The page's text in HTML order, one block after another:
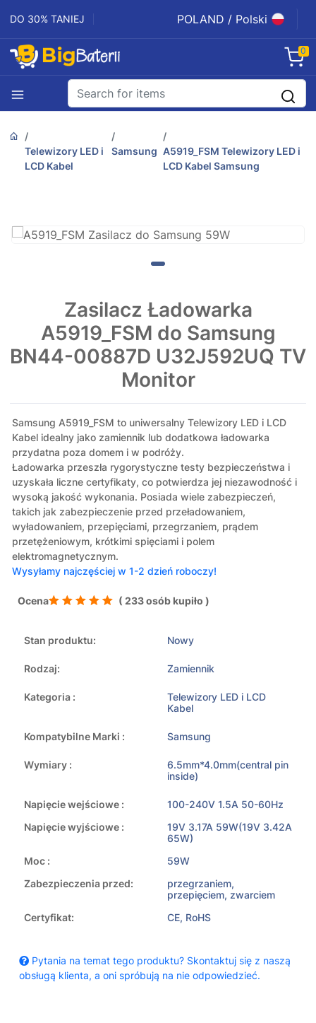
DO 30% TANIEJ POLAND / Polski
0
Telewizory LED i
LCD Kabel
Samsung A5919_FSM Telewizory LED i
LCD Kabel Samsung
Zasilacz Ładowarka
A5919_FSM do Samsung
BN44-00887D U32J592UQ TV
Monitor
Samsung A5919_FSM to uniwersalny Telewizory LED i LCD
Kabel idealny jako zamiennik lub dodatkowa ładowarka
przydatna poza domem i w podróży.
Ładowarka przeszła rygorystyczne testy bezpieczeństwa i
uzyskała liczne certyfikaty, co potwierdza jej niezawodność i
wysoką jakość wykonania. Posiada wiele zabezpieczeń,
takich jak zabezpieczenie przed przeładowaniem,
wyładowaniem, przepięciami, przegrzaniem, prądem
przetężeniowym, krótkimi spięciami i polem
elektromagnetycznym.
Wysyłamy najczęściej w 1-2 dzień roboczy!
Ocena ( 233 osób kupiło )
Stan produktu: Nowy
Rodzaj: Zamiennik
Kategoria :
Telewizory LED i LCD
Kabel
Kompatybilne Marki : Samsung
Wymiary :
6.5mm*4.0mm(central pin
inside)
Napięcie wejściowe :
100-240V 1.5A 50-60Hz
Napięcie wyjściowe :
19V 3.17A 59W(19V 3.42A
65W)
Moc :
59W
Zabezpieczenia przed:
przegrzaniem,
przepięciem, zwarciem
Certyfikat:
CE, RoHS
Pytania na temat tego produktu? Skontaktuj się z naszą
obsługą klienta, a oni spróbują na nie odpowiedzieć.